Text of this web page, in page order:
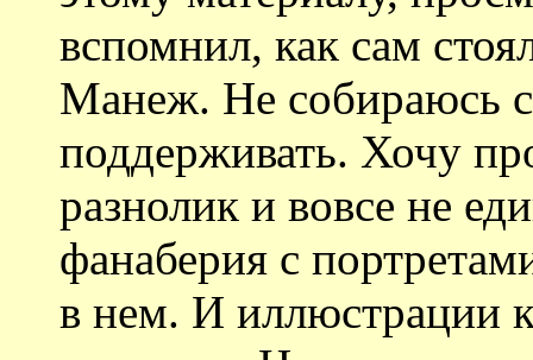
вспомнил, как сам
Манеж. Не собираюсь
поддерживать. Хочу
разнолик и вовсе не
фанаберия с
в нем. И иллюстрации